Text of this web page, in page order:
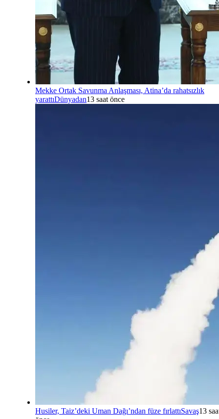
Mekke Ortak Savunma Anlaşması, Atina’da rahatsızlık
yarattıDünyadan13 saat önce
Husiler, Taiz’deki Uman Dağı’ndan füze fırlattıSavaş13